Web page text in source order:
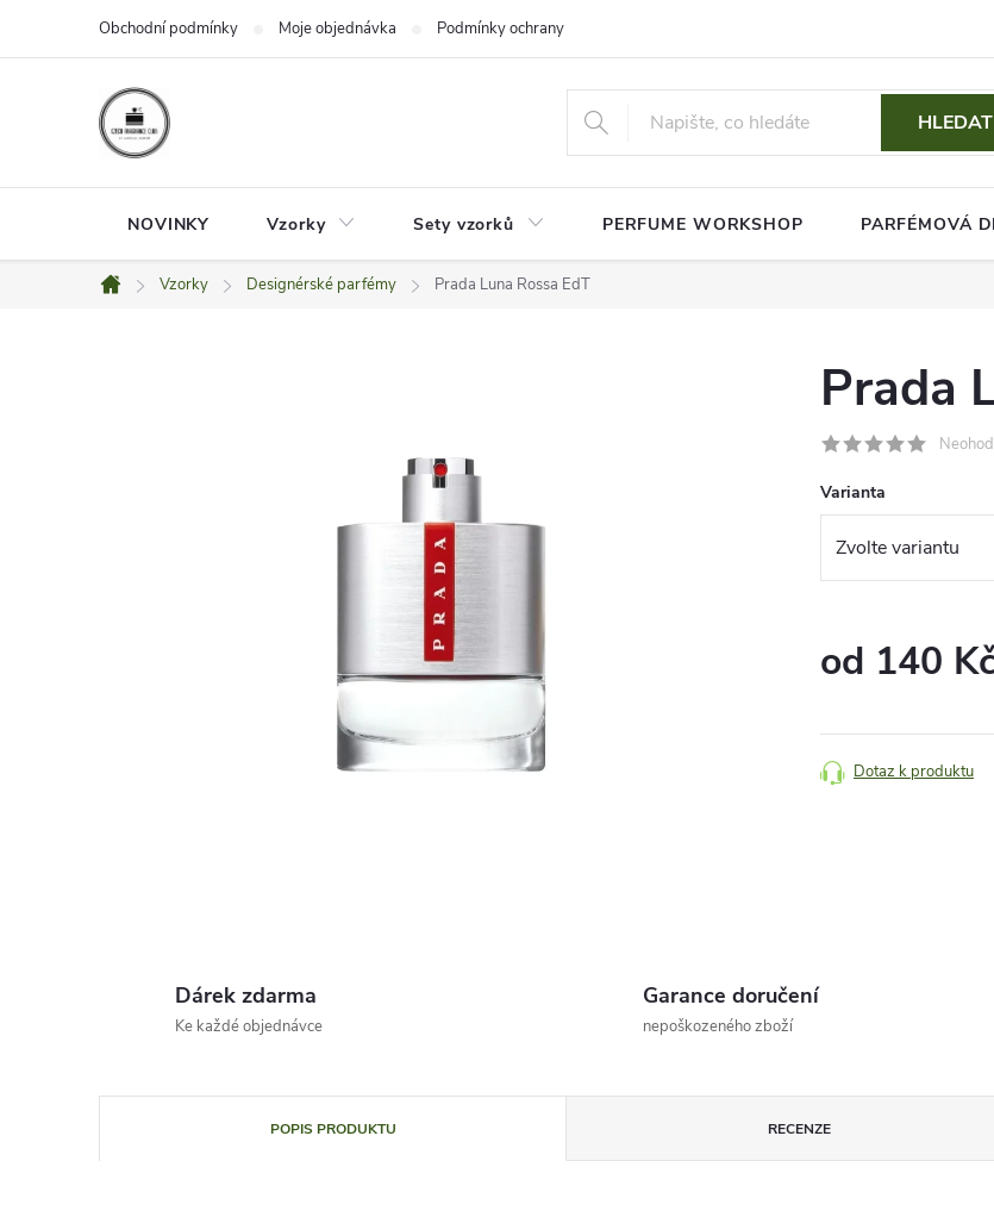
Obchodní podmínky Moje objednávka Podmínky ochrany osobních údajů
HLEDAT
NOVINKY Vzorky Sety vzorků PERFUME WORKSHOP PARFÉMOVÁ
Domů
Vzorky Designérské parfémy Prada Luna Rossa EdT
Prada
Varianta
od 140
Dotaz k produktu
Dárek zdarma
Ke každé objednávce
Garance doručení
nepoškozeného zboží
POPIS PRODUKTU RECENZE